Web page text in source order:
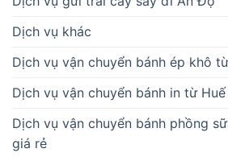
Dịch vụ khác
Dịch vụ vận chuyển bánh ép khô
Dịch vụ vận chuyển bánh in từ
Dịch vụ vận chuyển bánh phồng
giá rẻ